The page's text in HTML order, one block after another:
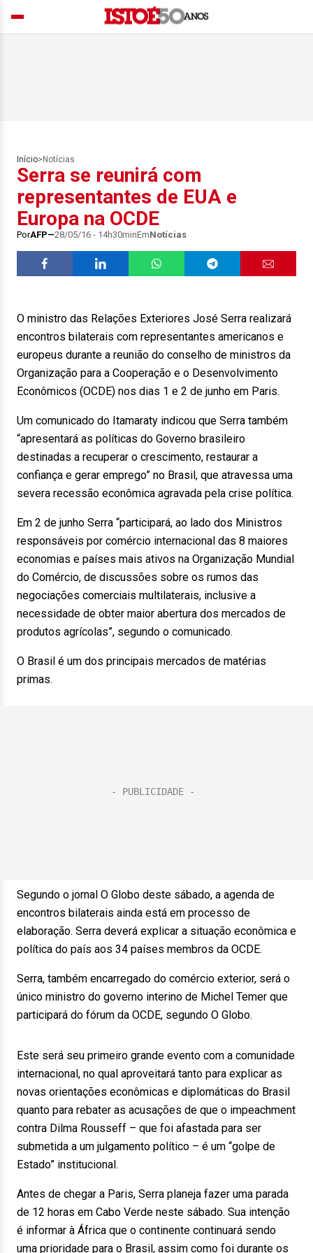
Início> Notícias
Serra se reunirá com
representantes de EUA e
Europa na OCDE
PorAFP 28/05/16 - 14h30minEmNotícias
O ministro das Relações Exteriores José Serra realizará
encontros bilaterais com representantes americanos e
europeus durante a reunião do conselho de ministros da
Organização para a Cooperação e o Desenvolvimento
Econômicos (OCDE) nos dias 1 e 2 de junho em Paris.
Um comunicado do Itamaraty indicou que Serra também
“apresentará as políticas do Governo brasileiro
destinadas a recuperar o crescimento, restaurar a
confiança e gerar emprego” no Brasil, que atravessa uma
severa recessão econômica agravada pela crise política.
Em 2 de junho Serra “participará, ao lado dos Ministros
responsáveis por comércio internacional das 8 maiores
economias e países mais ativos na Organização Mundial
do Comércio, de discussões sobre os rumos das
negociações comerciais multilaterais, inclusive a
necessidade de obter maior abertura dos mercados de
produtos agrícolas”, segundo o comunicado.
O Brasil é um dos principais mercados de matérias
primas.
Segundo o jornal O Globo deste sábado, a agenda de
encontros bilaterais ainda está em processo de
elaboração. Serra deverá explicar a situação econômica e
política do país aos 34 países membros da OCDE.
Serra, também encarregado do comércio exterior, será o
único ministro do governo interino de Michel Temer que
participará do fórum da OCDE, segundo O Globo.
Este será seu primeiro grande evento com a comunidade
internacional, no qual aproveitará tanto para explicar as
novas orientações econômicas e diplomáticas do Brasil
quanto para rebater as acusações de que o impeachment
contra Dilma Rousseff – que foi afastada para ser
submetida a um julgamento político – é um “golpe de
Estado” institucional.
Antes de chegar a Paris, Serra planeja fazer uma parada
de 12 horas em Cabo Verde neste sábado. Sua intenção
é informar à África que o continente continuará sendo
uma prioridade para o Brasil, assim como foi durante os